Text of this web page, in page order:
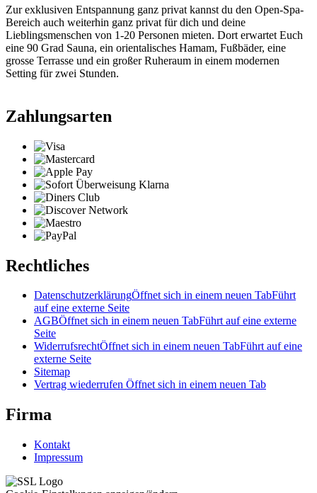
Zur exklusiven Entspannung ganz privat kannst du den Open-Spa-
Bereich auch weiterhin ganz privat für dich und deine
Lieblingsmenschen von 1-20 Personen mieten. Dort erwartet Euch
eine 90 Grad Sauna, ein orientalisches Hamam, Fußbäder, eine
grosse Terrasse und ein großer Ruheraum in einem modernen
Setting für zwei Stunden.
Zahlungsarten
Rechtliches
DatenschutzerklärungÖffnet sich in einem neuen TabFührt
auf eine externe Seite
AGBÖffnet sich in einem neuen TabFührt auf eine externe
Seite
WiderrufsrechtÖffnet sich in einem neuen TabFührt auf eine
externe Seite
Sitemap
Vertrag wiederrufen Öffnet sich in einem neuen Tab
Firma
Kontakt
Impressum